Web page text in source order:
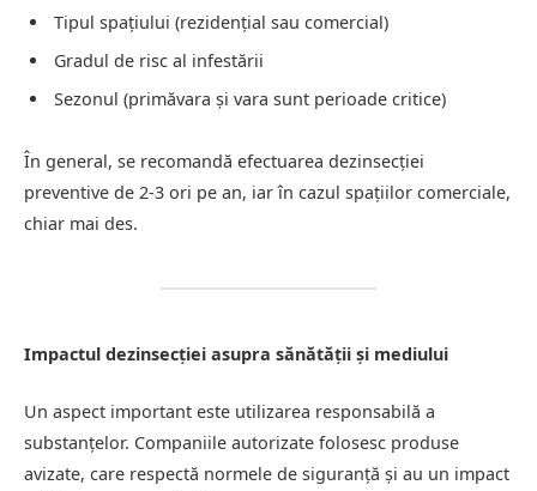
Tipul spațiului (rezidențial sau comercial)
Gradul de risc al infestării
Sezonul (primăvara și vara sunt perioade critice)
În general, se recomandă efectuarea dezinsecției
preventive de 2-3 ori pe an, iar în cazul spațiilor comerciale,
chiar mai des.
Impactul dezinsecției asupra sănătății și mediului
Un aspect important este utilizarea responsabilă a
substanțelor. Companiile autorizate folosesc produse
avizate, care respectă normele de siguranță și au un impact